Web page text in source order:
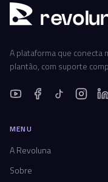
rev
A plataforma que
plantão, com suporte
MENU
A Revoluna
Sobre